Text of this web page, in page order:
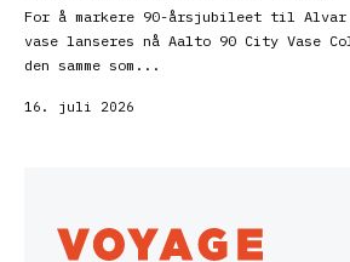
For å markere 90-årsjubileet til Alvar
vase lanseres nå Aalto 90 City Vase
den samme som...
16. juli 2026